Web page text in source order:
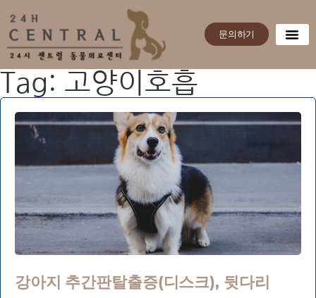
문의하기
Tag: 고양이호흡
강아지 추간판탈출증(디스크), 뒷다리